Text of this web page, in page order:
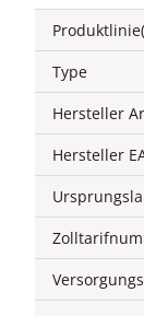
Type
Hersteller
Hersteller